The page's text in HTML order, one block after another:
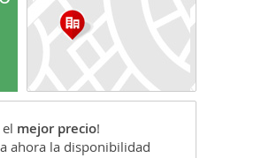
mejor precio!
ahora la disponibilidad